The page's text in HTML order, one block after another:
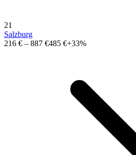
21
Salzburg
216 € – 887 €485 €+33%